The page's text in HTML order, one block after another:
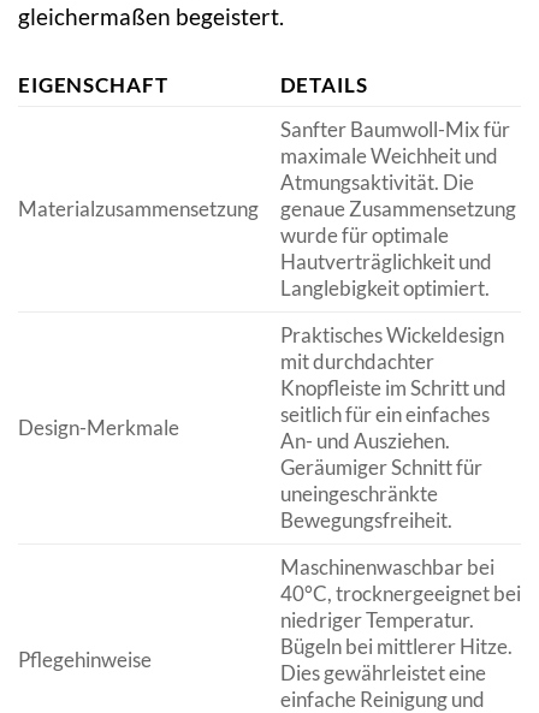
gleichermaßen begeistert.
EIGENSCHAFT DETAILS
Materialzusammensetzung
Sanfter Baumwoll-Mix für
maximale Weichheit und
Atmungsaktivität. Die
genaue Zusammensetzung
wurde für optimale
Hautverträglichkeit und
Langlebigkeit optimiert.
Design-Merkmale
Praktisches Wickeldesign
mit durchdachter
Knopfleiste im Schritt und
seitlich für ein einfaches
An- und Ausziehen.
Geräumiger Schnitt für
uneingeschränkte
Bewegungsfreiheit.
Pflegehinweise
Maschinenwaschbar bei
40°C, trocknergeeignet bei
niedriger Temperatur.
Bügeln bei mittlerer Hitze.
Dies gewährleistet eine
einfache Reinigung und